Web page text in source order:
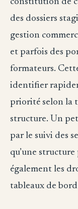
des dossiers
gestion
et parfois des
formateurs.
identifier
priorité selon la
structure. Un
par le suivi des
qu’une
également les
tableaux de